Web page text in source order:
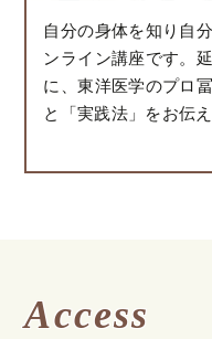
自分の身体を知り自
ンライン講座です。
に、東洋医学のプロ
と「実践法」をお伝え
Access